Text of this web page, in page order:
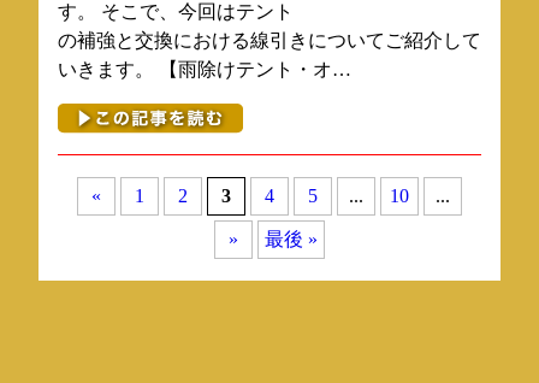
す。 そこで、今回はテント
の補強と交換における線引きについてご紹介して
いきます。 【雨除けテント・オ…
« 1 2 3 4 5 ... 10 ...
» 最後 »